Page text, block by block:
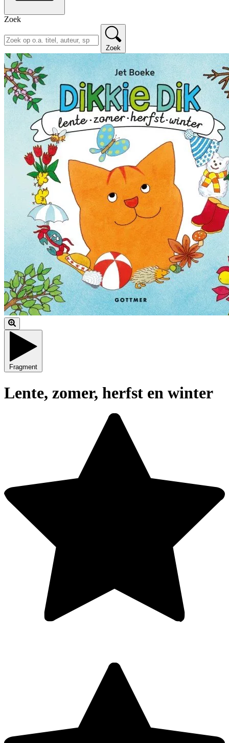
Zoek
Zoek
Fragment
Lente, zomer, herfst en winter